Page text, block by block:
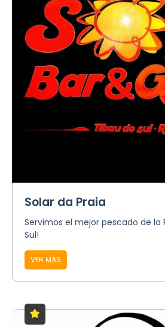
Solar da Praia
Servimos el mejor pescado de la
Sul!
VER MÁS